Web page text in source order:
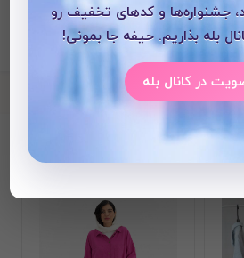
شده
جشنواره‌ها و کدهای تخفیف رو
بله بذاریم. حیفه جا بمونی!
در کانال بله